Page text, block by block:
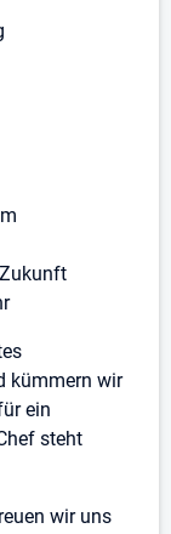
kümmern wir
ein
steht
wir uns